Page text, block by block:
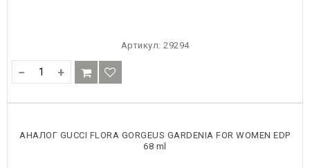
Артикул: 29294
− +
АНАЛОГ GUCCI FLORA GORGEUS GARDENIA FOR WOMEN EDP
68 ml